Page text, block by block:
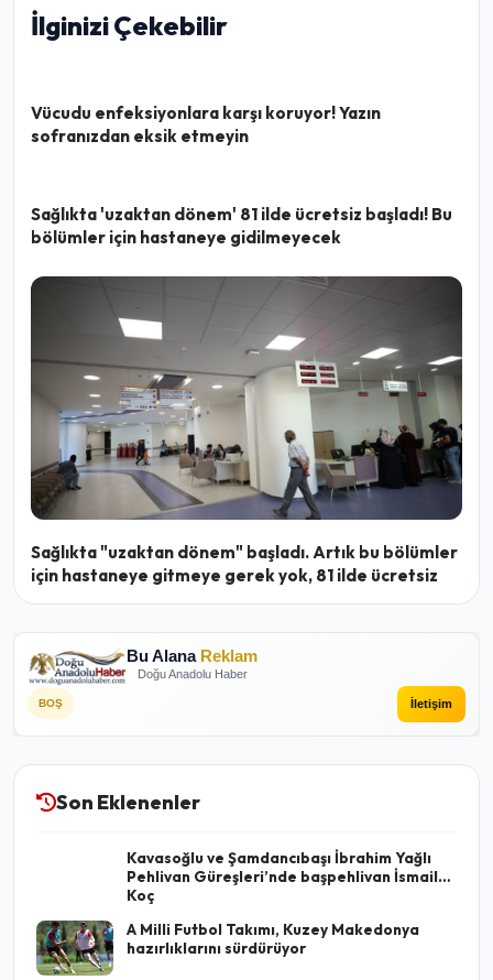
İlginizi Çekebilir
Vücudu enfeksiyonlara karşı koruyor! Yazın
sofranızdan eksik etmeyin
Sağlıkta 'uzaktan dönem' 81 ilde ücretsiz başladı! Bu
bölümler için hastaneye gidilmeyecek
Sağlıkta "uzaktan dönem" başladı. Artık bu bölümler
için hastaneye gitmeye gerek yok, 81 ilde ücretsiz
Bu Alana Reklam
Doğu Anadolu Haber
BOŞ İletişim
Son Eklenenler
Kavasoğlu ve Şamdancıbaşı İbrahim Yağlı
Pehlivan Güreşleri’nde başpehlivan İsmail
Koç
A Milli Futbol Takımı, Kuzey Makedonya
hazırlıklarını sürdürüyor